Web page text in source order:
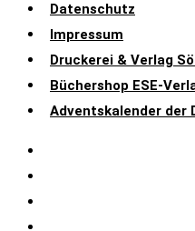
Datenschutz
Impressum
Druckerei & Verlag
Büchershop ESE-
Adventskalender der